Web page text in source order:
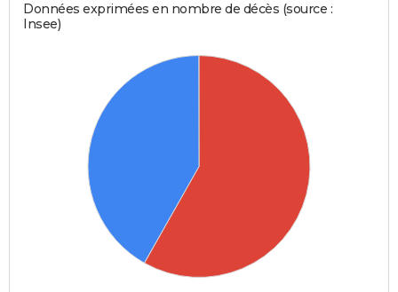
Données exprimées en nombre de décès (source :
Insee)